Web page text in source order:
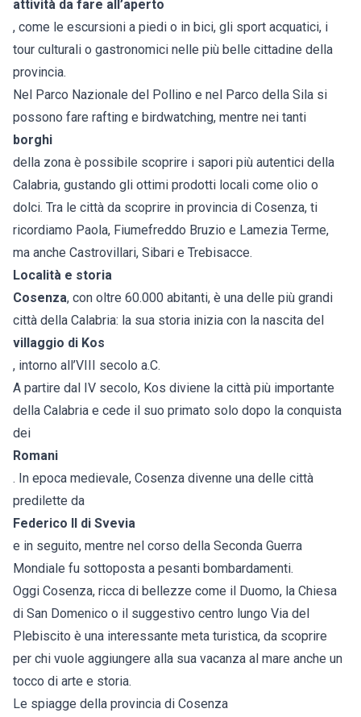
attività da fare all’aperto
, come le escursioni a piedi o in bici, gli sport acquatici, i
tour culturali o gastronomici nelle più belle cittadine della
provincia.
Nel Parco Nazionale del Pollino e nel Parco della Sila si
possono fare rafting e birdwatching, mentre nei tanti
borghi
della zona è possibile scoprire i sapori più autentici della
Calabria, gustando gli ottimi prodotti locali come olio o
dolci. Tra le città da scoprire in provincia di Cosenza, ti
ricordiamo Paola, Fiumefreddo Bruzio e Lamezia Terme,
ma anche Castrovillari, Sibari e Trebisacce.
Località e storia
Cosenza, con oltre 60.000 abitanti, è una delle più grandi
città della Calabria: la sua storia inizia con la nascita del
villaggio di Kos
, intorno all’VIII secolo a.C.
A partire dal IV secolo, Kos diviene la città più importante
della Calabria e cede il suo primato solo dopo la conquista
dei
Romani
. In epoca medievale, Cosenza divenne una delle città
predilette da
Federico II di Svevia
e in seguito, mentre nel corso della Seconda Guerra
Mondiale fu sottoposta a pesanti bombardamenti.
Oggi Cosenza, ricca di bellezze come il Duomo, la Chiesa
di San Domenico o il suggestivo centro lungo Via del
Plebiscito è una interessante meta turistica, da scoprire
per chi vuole aggiungere alla sua vacanza al mare anche un
tocco di arte e storia.
Le spiagge della provincia di Cosenza